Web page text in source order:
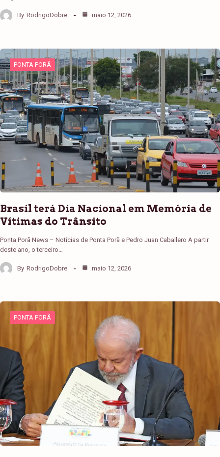
By RodrigoDobre maio 12, 2026
PONTA PORÃ
Brasil terá Dia Nacional em Memória de
Vítimas do Trânsito
Ponta Porã News – Notícias de Ponta Porã e Pedro Juan Caballero A partir
deste ano, o terceiro…
By RodrigoDobre maio 12, 2026
PONTA PORÃ